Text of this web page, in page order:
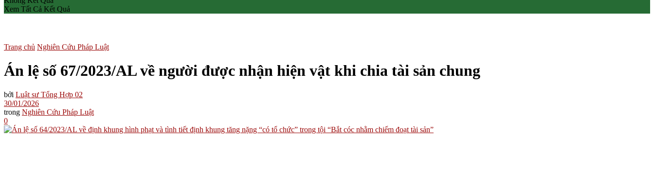
Xem Tất Cả Kết Quả
Trang chủ Nghiên Cứu Pháp Luật
Án lệ số 67/2023/AL về người được nhận hiện vật khi chia tài sản chung
bởi Luật sư Tổng Hợp 02
30/01/2026
trong Nghiên Cứu Pháp Luật
0